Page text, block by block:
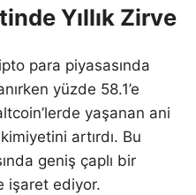
Yıllık Zirve
para piyasasında
yüzde 58.1’e
yaşanan ani
artırdı. Bu
geniş çaplı bir
işaret ediyor.